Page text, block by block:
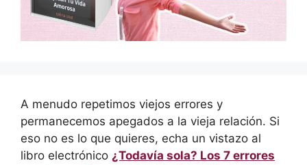
A menudo repetimos viejos errores y
permanecemos apegados a la vieja relación. Si
eso no es lo que quieres, echa un vistazo al
libro electrónico ¿Todavía sola? Los 7 errores